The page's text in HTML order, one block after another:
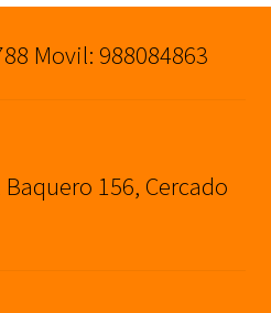
Movil: 988084863
156, Cercado